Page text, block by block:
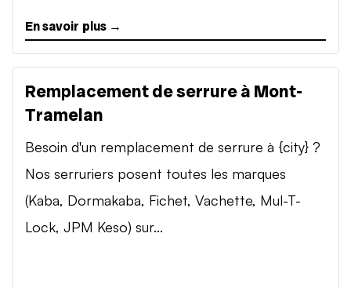
En savoir plus →
Remplacement de serrure à Mont-
Tramelan
Besoin d'un remplacement de serrure à {city} ?
Nos serruriers posent toutes les marques
(Kaba, Dormakaba, Fichet, Vachette, Mul-T-
Lock, JPM Keso) sur...